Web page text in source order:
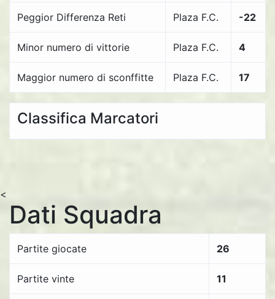
Peggior Differenza Reti Plaza F.C. -22
Minor numero di vittorie Plaza F.C. 4
Maggior numero di sconffitte Plaza F.C. 17
Classifica Marcatori
<
Dati Squadra
Partite giocate 26
Partite vinte 11